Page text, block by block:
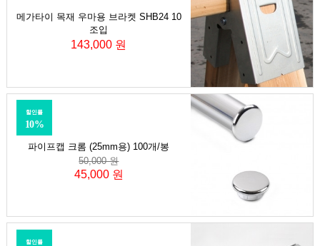
메가타이 목재 우마용 브라켓 SHB24 10
조입
143,000 원
파이프캡 크롬 (25mm용) 100개/봉
할인률
10%
50,000 원
45,000 원
할인률